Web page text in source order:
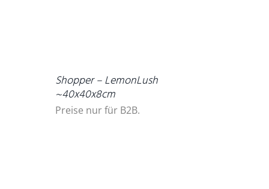
Shopper – LemonLush
~40x40x8cm
Preise nur für B2B.